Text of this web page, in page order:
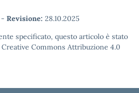
- Revisione: 28.10.2025
specificato, questo articolo è stato
Commons Attribuzione 4.0